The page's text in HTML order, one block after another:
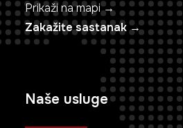
Prikaži na mapi →
Zakažite sastanak →
Naše usluge